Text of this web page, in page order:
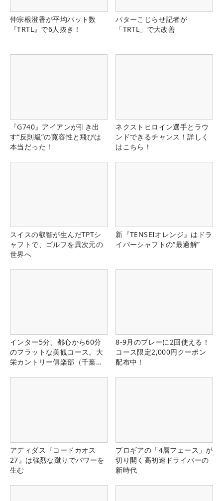
仲宗根澄香が平均パット数
『TRTL』で6人抜き！
パターこじらせ記者が
「TRTL」で大改善
『G740』アイアンが引き出
す“反則級”の寛容性と飛びは
本当だった！
ネクストヒロイン選手とラウ
ンドできるチャンス！詳しく
はこちら！
スイスの叡智が生んだTPTシ
ャフトで、ゴルフを異次元の
世界へ
新『TENSEIオレンジ』はドラ
イバーシャフトの“最適解”
インター5分、都心から60分
のフラットな美観コース。大
栄カントリー俱楽部（千葉
8-9月のプレーに2回使える！
コース限定2,000円クーポン
配布中！
アディダス『コードカオス
27』は強烈な蹴りでパワーを
生む
プロギアの「4層フェース」が
切り開く高初速ドライバーの
新時代